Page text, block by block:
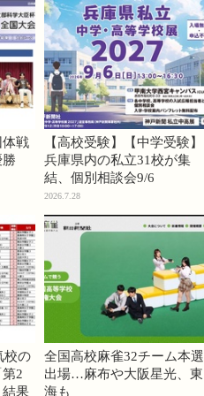
体戦
【高校受験】【中学受験】
兵庫県内の私立31校が集
結、個別相談会9/6
2026.7.28
校の
2
結果
全国高校麻雀32チーム本選
出場…麻布や大阪星光、東
海も